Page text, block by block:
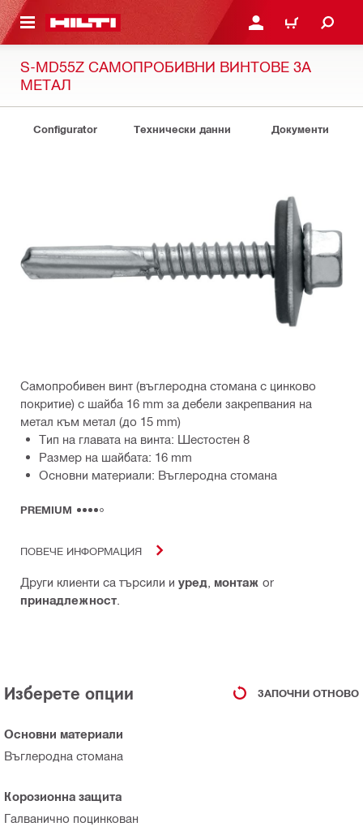
СЪДЪРЖАНИЕ ВЛЕЗ ИЛИ СЕ
КОЛИЧКА
S-MD55Z САМОПРОБИВНИ ВИНТОВЕ ЗА
МЕТАЛ
Configurator Технически данни Документи
Самопробивен винт (въглеродна стомана с цинково
покритие) с шайба 16 mm за дебели закрепвания на
метал към метал (до 15 mm)
Тип на главата на винта: Шестостен 8
Размер на шайбата: 16 mm
Основни материали: Въглеродна стомана
PREMIUM
ПОВЕЧЕ ИНФОРМАЦИЯ
Други клиенти са търсили и уред монтаж or
принадлежност
Изберете опции ЗАПОЧНИ ОТНОВО
Основни материали
Въглеродна стомана
Корозионна защита
Галванично поцинкован